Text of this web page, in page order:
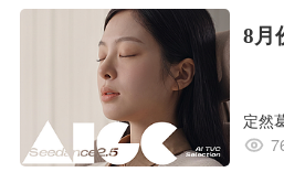
8月
定然